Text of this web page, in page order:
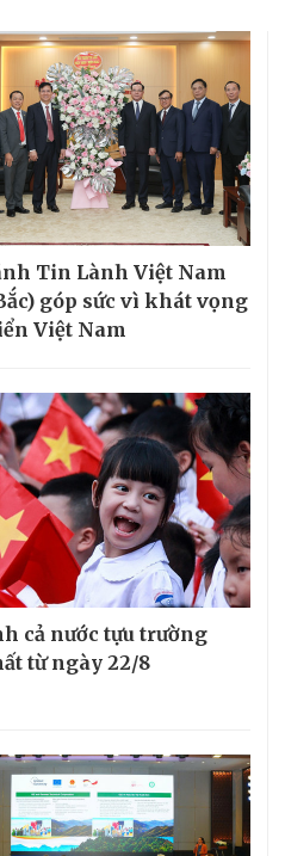
Tin Lành Việt Nam
góp sức vì khát vọng
Việt Nam
cả nước tựu trường
từ ngày 22/8